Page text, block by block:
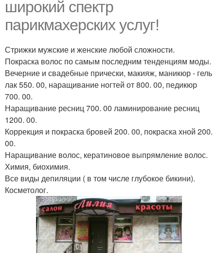
широкий спектр
парикмахерских услуг!
Стрижки мужские и женские любой сложности.
Покраска волос по самым последним тенденциям моды.
Вечерние и свадебные прически, макияж, маникюр - гель
лак 550. 00, наращивание ногтей от 800. 00, педикюр
700. 00.
Наращивание ресниц 700. 00 ламинирование ресниц
1200. 00.
Коррекция и покраска бровей 200. 00, покраска хной 200.
00.
Наращивание волос, кератиновое выпрямление волос.
Химия, биохимия.
Все виды депиляции ( в том числе глубокое бикини).
Косметолог.